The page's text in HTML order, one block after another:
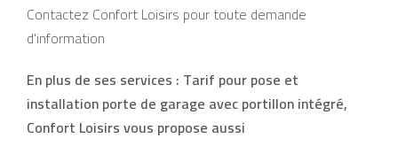
Contactez Confort Loisirs pour toute demande
d'information
En plus de ses services : Tarif pour pose et
installation porte de garage avec portillon intégré,
Confort Loisirs vous propose aussi